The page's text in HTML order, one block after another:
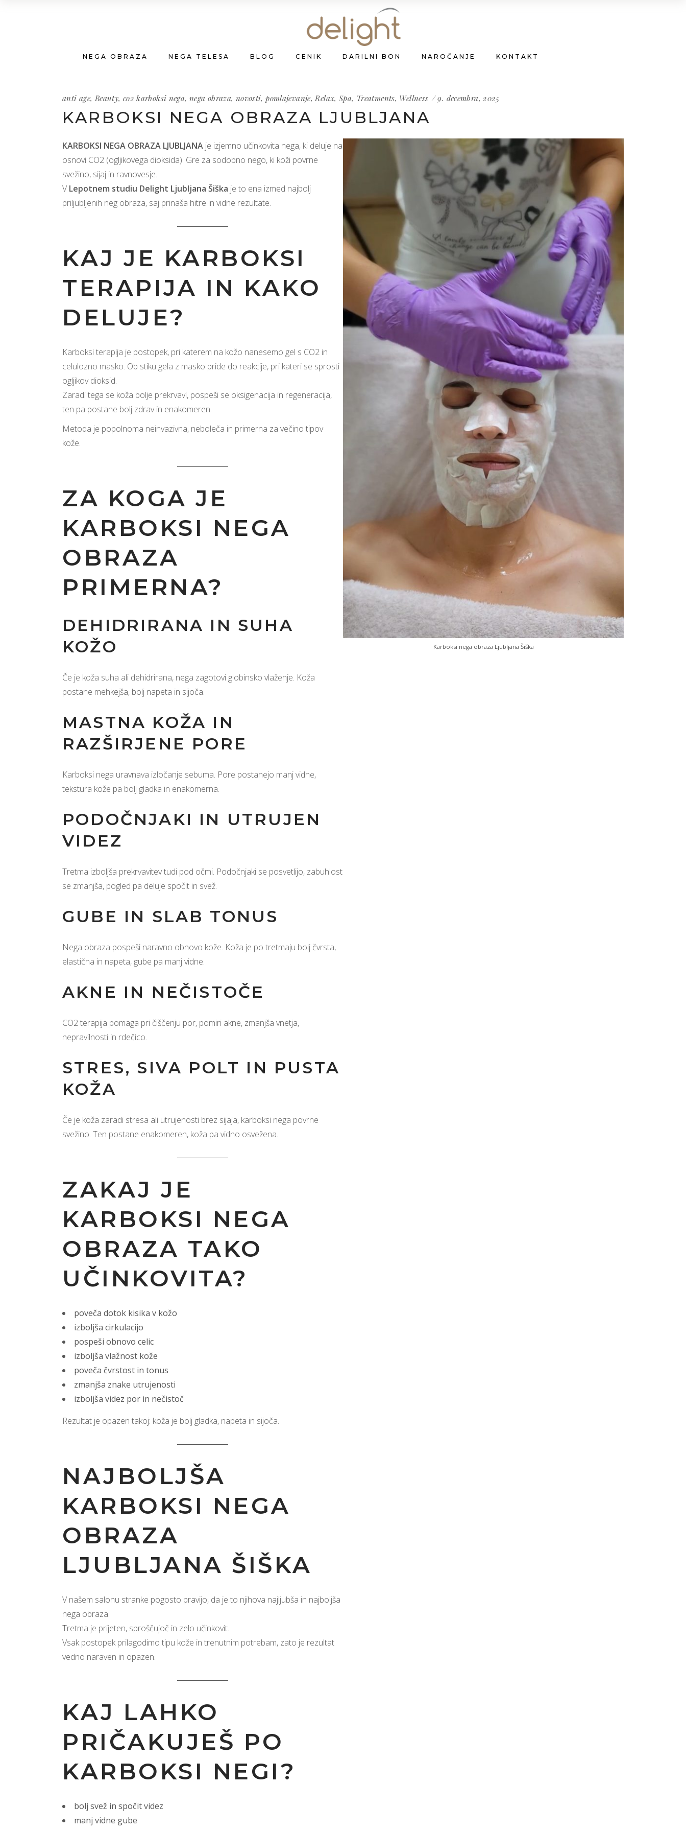
NEGA OBRAZA NEGA TELESA BLOG CENIK DARILNI BON NAROČANJE KONTAKT
anti age,Beauty, co2 karboksi nega, nega obraza, novosti,pomlajevanje,Relax, Spa, Treatments, Wellness 9. decembra, 2025
KARBOKSI NEGA OBRAZA LJUBLJANA
KARBOKSI NEGA OBRAZA LJUBLJANA je izjemno učinkovita nega, ki deluje na
osnovi CO2 (ogljikovega dioksida). Gre za sodobno nego, ki koži povrne
svežino, sijaj in ravnovesje.
V Lepotnem studiu Delight Ljubljana Šiška je to ena izmed najbolj
priljubljenih neg obraza, saj prinaša hitre in vidne rezultate.
KAJ JE KARBOKSI
TERAPIJA IN KAKO
DELUJE?
Karboksi terapija je postopek, pri katerem na kožo nanesemo gel s CO2 in
celulozno masko. Ob stiku gela z masko pride do reakcije, pri kateri se sprosti
ogljikov dioksid.
Zaradi tega se koža bolje prekrvavi, pospeši se oksigenacija in regeneracija,
ten pa postane bolj zdrav in enakomeren.
Metoda je popolnoma neinvazivna, neboleča in primerna za večino tipov
kože.
ZA KOGA JE
KARBOKSI NEGA
OBRAZA
PRIMERNA?
DEHIDRIRANA IN SUHA
KOŽO
Če je koža suha ali dehidrirana, nega zagotovi globinsko vlaženje. Koža
postane mehkejša, bolj napeta in sijoča.
MASTNA KOŽA IN
RAZŠIRJENE PORE
Karboksi nega uravnava izločanje sebuma. Pore postanejo manj vidne,
tekstura kože pa bolj gladka in enakomerna.
PODOČNJAKI IN UTRUJEN
VIDEZ
Tretma izboljša prekrvavitev tudi pod očmi. Podočnjaki se posvetlijo, zabuhlost
se zmanjša, pogled pa deluje spočit in svež.
GUBE IN SLAB TONUS
Nega obraza pospeši naravno obnovo kože. Koža je po tretmaju bolj čvrsta,
elastična in napeta, gube pa manj vidne.
AKNE IN NEČISTOČE
CO2 terapija pomaga pri čiščenju por, pomiri akne, zmanjša vnetja,
nepravilnosti in rdečico.
STRES, SIVA POLT IN PUSTA
KOŽA
Če je koža zaradi stresa ali utrujenosti brez sijaja, karboksi nega povrne
svežino. Ten postane enakomeren, koža pa vidno osvežena.
ZAKAJ JE
KARBOKSI NEGA
OBRAZA TAKO
UČINKOVITA?
poveča dotok kisika v kožo
izboljša cirkulacijo
pospeši obnovo celic
izboljša vlažnost kože
poveča čvrstost in tonus
zmanjša znake utrujenosti
izboljša videz por in nečistoč
Rezultat je opazen takoj: koža je bolj gladka, napeta in sijoča.
NAJBOLJŠA
KARBOKSI NEGA
OBRAZA
LJUBLJANA ŠIŠKA
V našem salonu stranke pogosto pravijo, da je to njihova najljubša in najboljša
nega obraza.
Tretma je prijeten, sproščujoč in zelo učinkovit.
Vsak postopek prilagodimo tipu kože in trenutnim potrebam, zato je rezultat
vedno naraven in opazen.
KAJ LAHKO
PRIČAKUJEŠ PO
KARBOKSI NEGI?
bolj svež in spočit videz
manj vidne gube
Karboksi nega obraza Ljubljana Šiška